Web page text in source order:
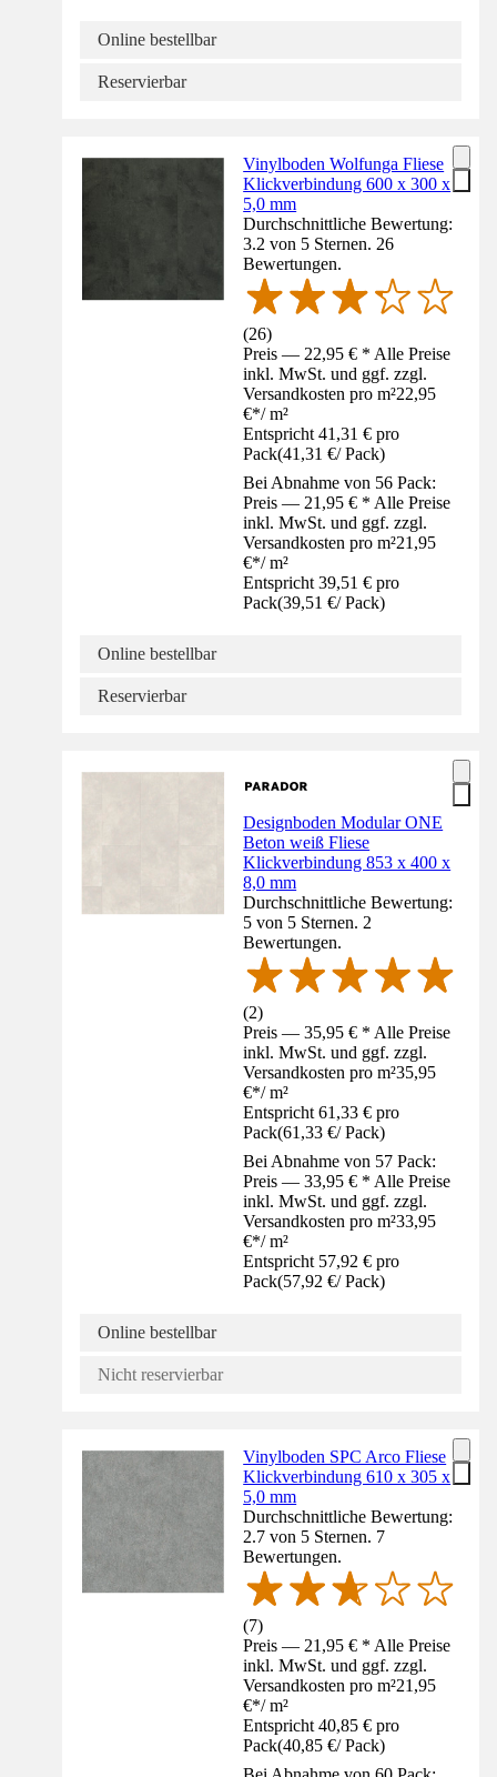
Online bestellbar
Reservierbar
Vinylboden Wolfunga Fliese
Klickverbindung 600 x 300 x
5,0 mm
Durchschnittliche Bewertung:
3.2 von 5 Sternen. 26
Bewertungen.
(26)
Preis — 22,95 € * Alle Preise
inkl. MwSt. und ggf. zzgl.
Versandkosten pro m²22,95
€*/ m²
Entspricht 41,31 € pro
Pack(41,31 €/ Pack)
Bei Abnahme von 56 Pack:
Preis — 21,95 € * Alle Preise
inkl. MwSt. und ggf. zzgl.
Versandkosten pro m²21,95
€*/ m²
Entspricht 39,51 € pro
Pack(39,51 €/ Pack)
Online bestellbar
Reservierbar
Designboden Modular ONE
Beton weiß Fliese
Klickverbindung 853 x 400 x
8,0 mm
Durchschnittliche Bewertung:
5 von 5 Sternen. 2
Bewertungen.
(2)
Preis — 35,95 € * Alle Preise
inkl. MwSt. und ggf. zzgl.
Versandkosten pro m²35,95
€*/ m²
Entspricht 61,33 € pro
Pack(61,33 €/ Pack)
Bei Abnahme von 57 Pack:
Preis — 33,95 € * Alle Preise
inkl. MwSt. und ggf. zzgl.
Versandkosten pro m²33,95
€*/ m²
Entspricht 57,92 € pro
Pack(57,92 €/ Pack)
Online bestellbar
Nicht reservierbar
Vinylboden SPC Arco Fliese
Klickverbindung 610 x 305 x
5,0 mm
Durchschnittliche Bewertung:
2.7 von 5 Sternen. 7
Bewertungen.
(7)
Preis — 21,95 € * Alle Preise
inkl. MwSt. und ggf. zzgl.
Versandkosten pro m²21,95
€*/ m²
Entspricht 40,85 € pro
Pack(40,85 €/ Pack)